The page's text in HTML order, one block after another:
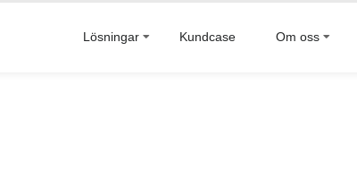
Lösningar Kundcase Om oss